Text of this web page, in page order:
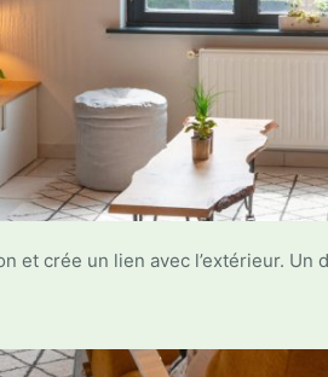
et crée un lien avec l’extérieur. Un